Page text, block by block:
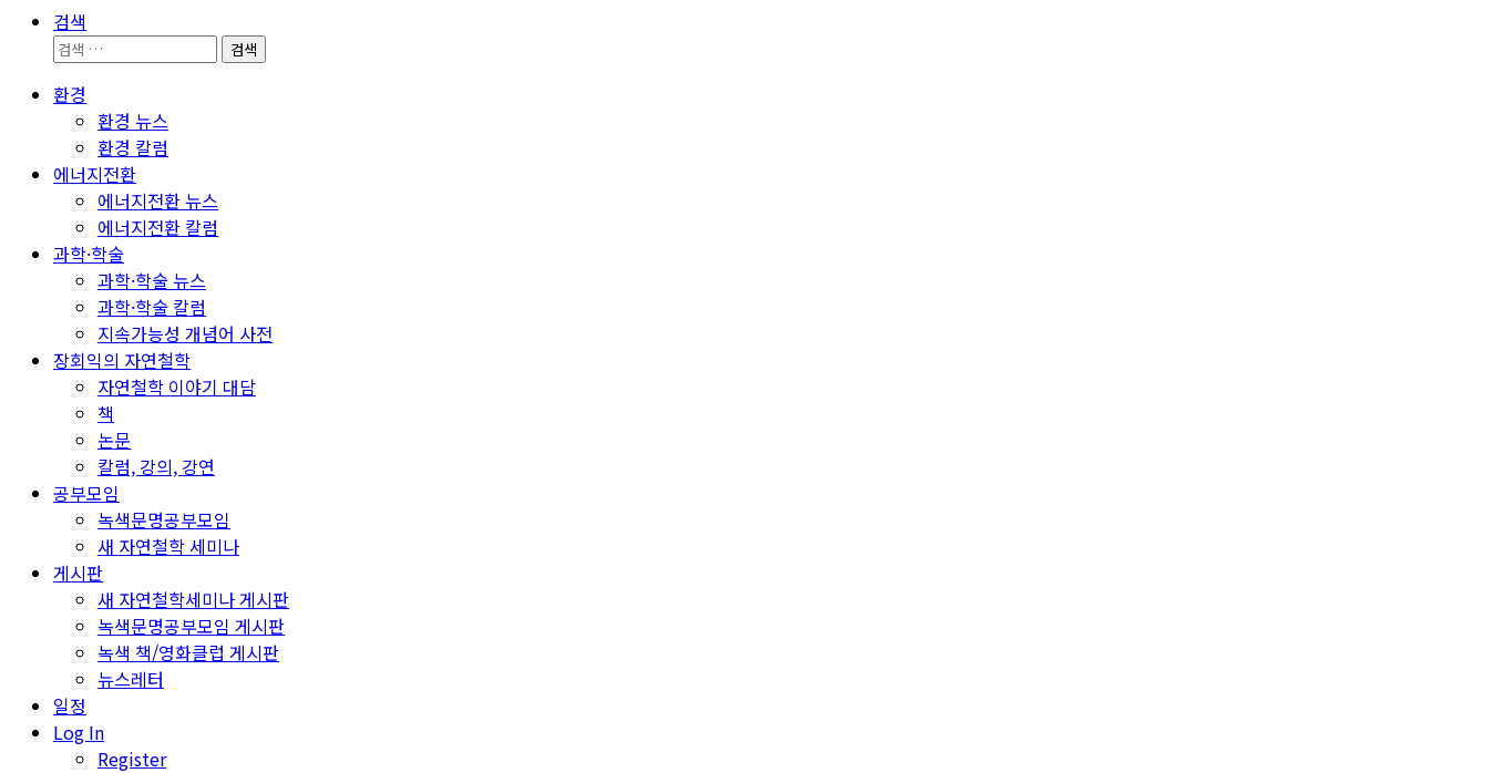
검색
검
환경
환경 뉴스
환경 칼럼
에너지전환
에너지전환 뉴스
에너지전환 칼럼
과학·학술
과학·학술 뉴스
과학·학술 칼럼
지속가능성 개념어 사전
장회익의 자연철학
자연철학 이야기 대담
책
논문
칼럼, 강의, 강연
공부모임
녹색문명공부모임
새 자연철학 세미나
게시판
새 자연철학세미나 게시판
녹색문명공부모임 게시판
녹색 책/영화클럽 게시판
뉴스레터
일정
Log In
Register